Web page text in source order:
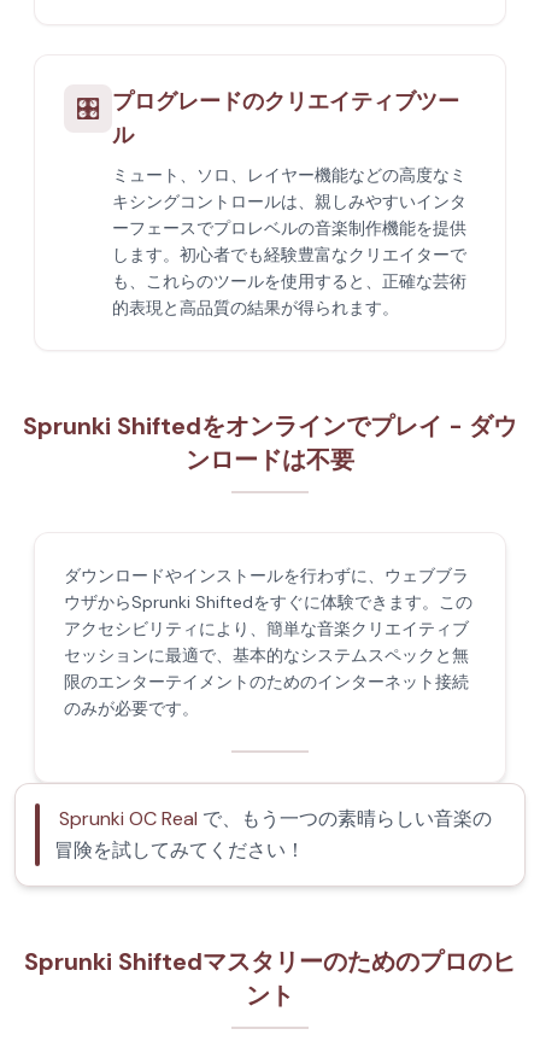
🎛️ プログレードのクリエイティブツー
ル
ミュート、ソロ、レイヤー機能などの高度なミ
キシングコントロールは、親しみやすいインタ
ーフェースでプロレベルの音楽制作機能を提供
します。初心者でも経験豊富なクリエイターで
も、これらのツールを使用すると、正確な芸術
的表現と高品質の結果が得られます。
Sprunki Shiftedをオンラインでプレイ - ダウ
ンロードは不要
ダウンロードやインストールを行わずに、ウェブブラ
ウザからSprunki Shiftedをすぐに体験できます。この
アクセシビリティにより、簡単な音楽クリエイティブ
セッションに最適で、基本的なシステムスペックと無
限のエンターテイメントのためのインターネット接続
のみが必要です。
Sprunki OC Real で、もう一つの素晴らしい音楽の
冒険を試してみてください！
Sprunki Shiftedマスタリーのためのプロのヒ
ント